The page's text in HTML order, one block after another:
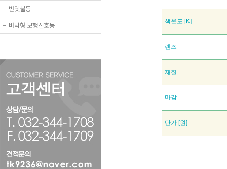
− 반딧불등
− 바닥형 보행신호등 색온도 [K]
렌즈
재질
마감
단가 [원]